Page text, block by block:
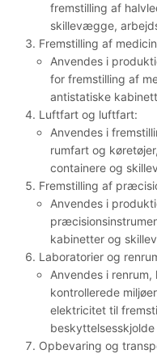
fremstilling af
skillevægge,
Fremstilling af
Anvendes i
for fremstilling af
antistatiske
Luftfart og luftfart:
Anvendes i
rumfart og
containere og
Fremstilling af
Anvendes i
kabinetter og
Laboratorier og
Anvendes i
kontrollerede
elektricitet til
Opbevaring og